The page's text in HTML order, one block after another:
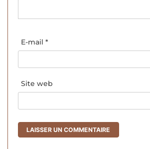
E-mail *
Site web